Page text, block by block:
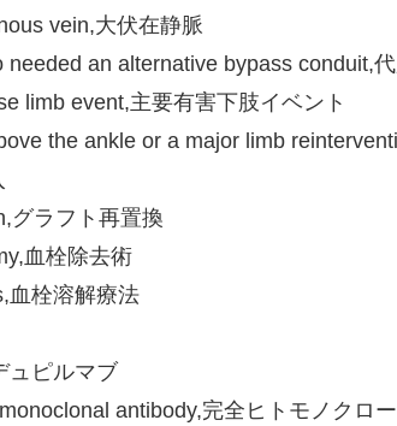
vein,大伏在静脈
an alternative bypass conduit,
limb event,主要有害下肢イベント
the ankle or a major limb
ラフト再置換
血栓除去術
栓溶解療法
ピルマブ
antibody,完全ヒトモノクロ